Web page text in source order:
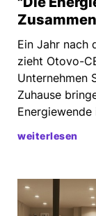
Ein Jahr nach
zieht Otovo-
Unternehmen
Zuhause
weiterlesen